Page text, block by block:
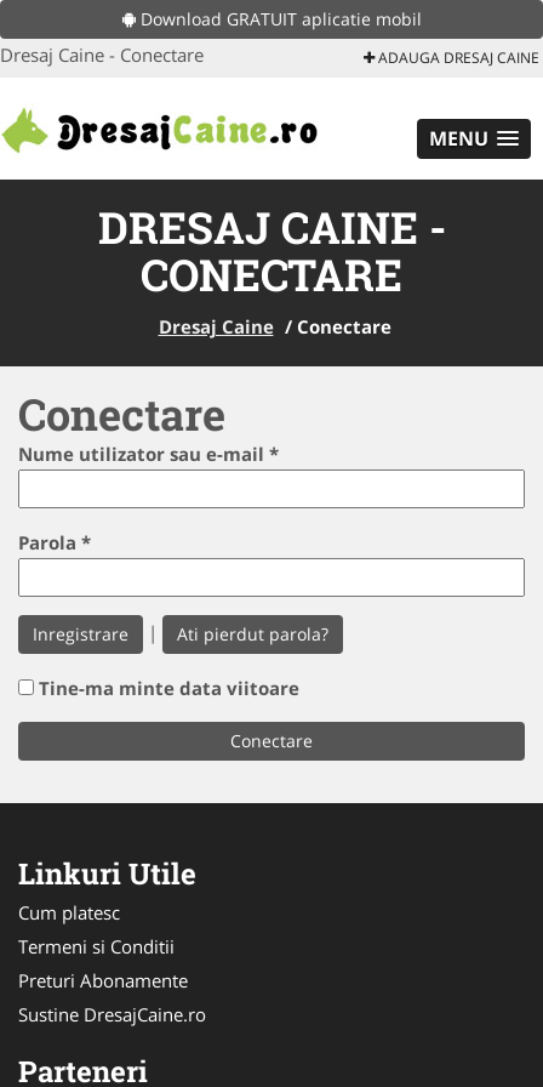
Download GRATUIT aplicatie mobil
Dresaj Caine - Conectare ADAUGA DRESAJ CAINE
MENU
DRESAJ CAINE -
CONECTARE
Dresaj Caine / Conectare
Conectare
Nume utilizator sau e-mail *
Parola *
Inregistrare | Ati pierdut parola?
Tine-ma minte data viitoare
Linkuri Utile
Cum platesc
Termeni si Conditii
Preturi Abonamente
Sustine DresajCaine.ro
Parteneri